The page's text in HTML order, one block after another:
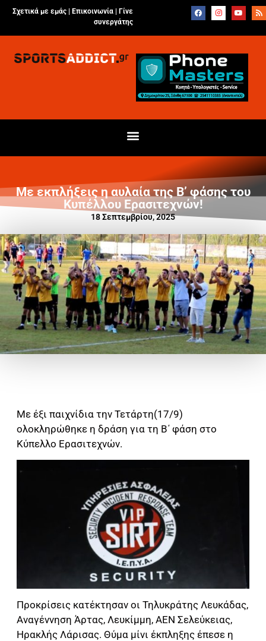
Σχετικά με εμάς | Επικοινωνία
Γίνε
συνεργάτης
Με εκπλήξεις η αυλαία της Β’ φάσης του
Κυπέλλου Ερασιτεχνών!
18 Σεπτεμβρίου, 2025
Με έξι παιχνίδια την Τετάρτη(17/9)
ολοκληρώθηκε η δράση για τη Β΄ φάση στο
Κύπελλο Ερασιτεχνών.
Προκρίσεις κατέκτησαν οι Τηλυκράτης Λευκάδας,
Αναγέννηση Άρτας, Λευκίμμη, ΑΕΝ Σελεύκειας,
Ηρακλής Λάρισας. Θύμα μίνι έκπληξης έπεσε η